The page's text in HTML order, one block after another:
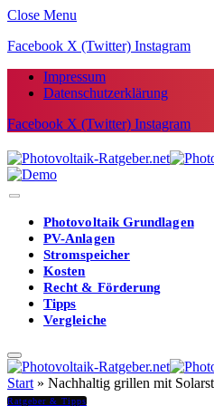
Close Menu
Facebook X (Twitter) Instagram
Impressum
Datenschutzerklärung
Facebook X (Twitter) Instagram
Photovoltaik Grundlagen
PV-Anlagen
Stromspeicher
Kosten
Recht & Förderung
Tipps
Vergleiche
Start » Nachhaltig grillen mit
Ratgeber & Tipps